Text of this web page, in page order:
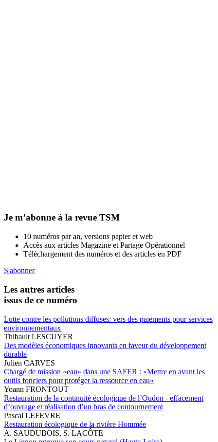
Je m’abonne à la revue TSM
10 numéros par an, versions papier et web
Accès aux articles Magazine et Partage Opérationnel
Téléchargement des numéros et des articles en PDF
S'abonner
Les autres articles
issus de ce numéro
Lutte contre les pollutions diffuses: vers des paiements pour services
environnementaux
Thibault LESCUYER
Des modèles économiques innovants en faveur du développement
durable
Julien CARVES
Chargé de mission «eau» dans une SAFER : «Mettre en avant les
outils fonciers pour protéger la ressource en eau»
Yoann FRONTOUT
Restauration de la continuité écologique de l’Oudon - effacement
d’ouvrage et réalisation d’un bras de contournement
Pascal LEFEVRE
Restauration écologique de la rivière Hommée
A. SAUDUBOIS, S. LACÔTE